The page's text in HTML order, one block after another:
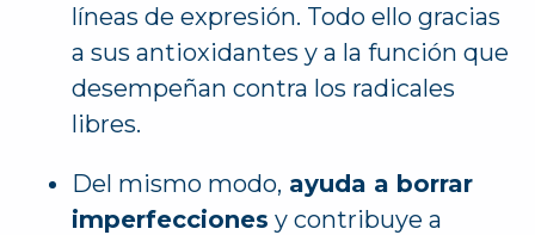
líneas de expresión. Todo ello gracias
a sus antioxidantes y a la función que
desempeñan contra los radicales
libres.
Del mismo modo, ayuda a borrar
imperfecciones y contribuye a